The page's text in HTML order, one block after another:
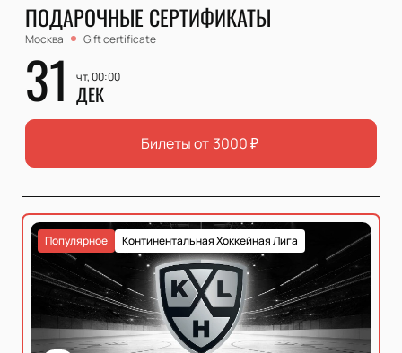
ПОДАРОЧНЫЕ СЕРТИФИКАТЫ
Москва Gift certificate
31 чт, 00:00
ДЕК
Билеты от 3000₽
Континентальная Хоккейная Лига
Популярное